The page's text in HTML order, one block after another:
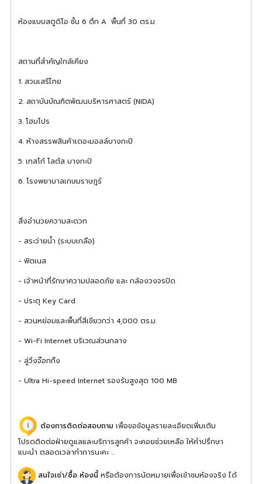
ห้องแบบสตูดิโอ ชั้น 6 ตึก A พื้นที่ 30 ตร.ม.
สถานที่สำคัญใกล้เคียง
1. สวนเสรีไทย
2. สถาบันบัณฑิตพัฒนบริหารศาสตร์ (NIDA)
3. โฮมโปร
4. ห้างสรรพสินค้าเดอะมอลล์บางกะปิ
5. เทสโก้ โลตัส บางกะปิ
6. โรงพยาบาลเกษมราษฎร์
สิ่งอำนวยความสะดวก
- สระว่ายน้ำ (ระบบเกลือ)
- ฟิตเนส
- เจ้าหน้าที่รักษาความปลอดภัย และ กล้องวงจรปิด
- ประตุ Key Card
- สวนหย่อมและพื้นที่สีเขียวกว่า 4,000 ตร.ม.
- Wi-Fi Internet บริเวณส่วนกลาง
- ลู่วิ่งจ๊อกกิ้ง
- Ultra Hi-speed Internet รองรับสูงสุด 100 MB
ต้องการติดต่อสอบถาม เพื่อขอข้อมูลรายละเอียดเพิ่มเติม
โปรดติดต่อฝ่ายดูแลและบริการลูกค้า จะคอยช่วยเหลือ ให้คำปรึกษา
แนะนำ ตลอดเวลาทำการนะคะ ...
สนใจเช่า/ซื้อ ห้องนี้ หรือต้องการนัดหมายเพื่อเข้าชมห้องจริง ได้